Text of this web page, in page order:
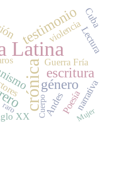
Latina
crónicagénero
escritura
testimonio
AndesPoesía
violenciaLectura
narrativa
Guerra Fría
Cuba
XX Cuerpo Mujer
raro